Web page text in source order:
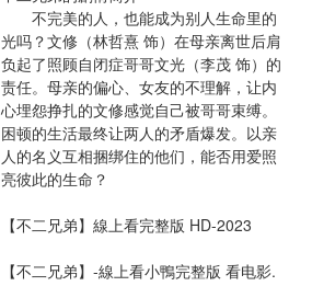
不完美的人，也能成为别人生命里的
光吗？文修（林哲熹 饰）在母亲离世后肩
负起了照顾自闭症哥哥文光（李茂 饰）的
责任。母亲的偏心、女友的不理解，让内
心埋怨挣扎的文修感觉自己被哥哥束缚。
困顿的生活最终让两人的矛盾爆发。以亲
人的名义互相捆绑住的他们，能否用爱照
亮彼此的生命？
【不二兄弟】線上看完整版 HD-2023
【不二兄弟】-線上看小鴨完整版 看电影.